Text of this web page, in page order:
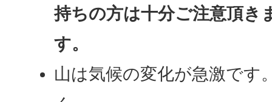
持ちの方は十分ご注意頂き
す。
山は気候の変化が急激です